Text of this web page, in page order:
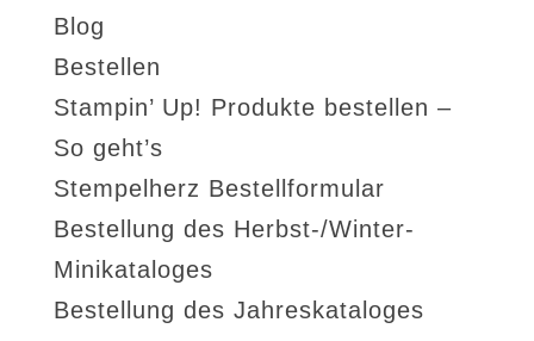
Blog
Bestellen
Stampin’ Up! Produkte bestellen –
So geht’s
Stempelherz Bestellformular
Bestellung des Herbst-/Winter-
Minikataloges
Bestellung des Jahreskataloges